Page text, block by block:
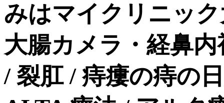
みはマイクリニッ
大腸カメラ・経鼻
/ 裂肛 / 痔瘻の痔の